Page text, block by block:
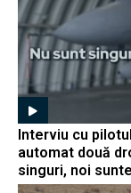
Interviu cu
automat două
singuri, noi